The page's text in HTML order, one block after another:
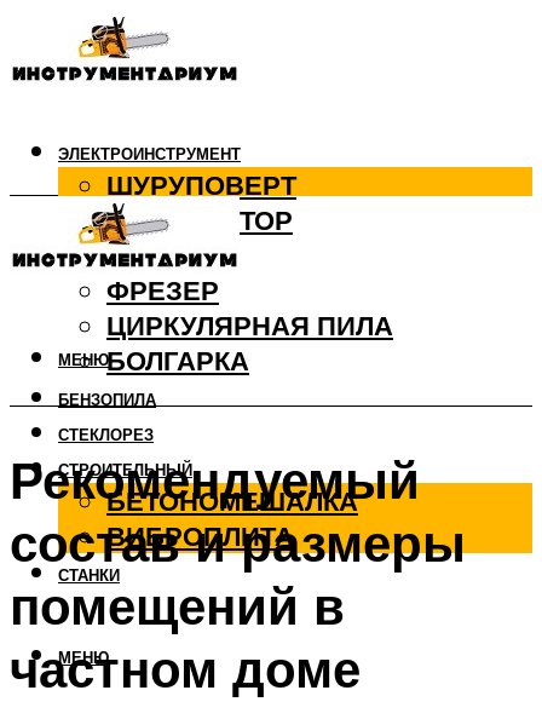
ЭЛЕКТРОИНСТРУМЕНТ
ШУРУПОВЕРТ
ПЕРФОРАТОР
ДРЕЛЬ
ФРЕЗЕР
ЦИРКУЛЯРНАЯ ПИЛА
БОЛГАРКА
БЕНЗОПИЛА
СТЕКЛОРЕЗ
СТРОИТЕЛЬНЫЙ
БЕТОНОМЕШАЛКА
ВИБРОПЛИТА
СТАНКИ
МЕНЮ
МЕНЮ
Рекомендуемый
состав и размеры
помещений в
частном доме